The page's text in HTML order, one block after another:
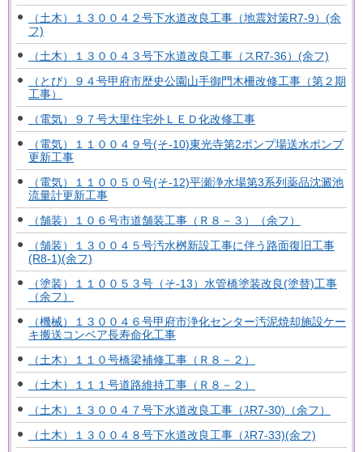
（土木）１３００４２号下水道改良工事（地震対策R7-9）(余
フ)
（土木）１３００４３号下水道改良工事（スR7-36）(余フ)
（とび）９４号甲府市歴史公園山手御門木柵改修工事（第２期
工事）
（電気）９７号大里住宅外ＬＥＤ化改修工事
（電気）１１００４９号(そ-10)東光寺第2ポンプ場送水ポンプ
更新工事
（電気）１１００５０号(そ-12)平瀬浄水場第3系列薬品沈澱池
流量計更新工事
（舗装）１０６号市道舗装工事（Ｒ８－３）（余フ）
（舗装）１３００４５号汚水桝新設工事に伴う路面復旧工事
(R8-1)(余フ)
（塗装）１１００５３号（そ-13）水管橋塗装改良(塗替)工事
（余フ）
（機械）１３００４６号甲府市浄化センター汚泥焼却施設ケー
キ搬送コンベア長寿命化工事
（土木）１１０号橋梁補修工事（Ｒ８－２）
（土木）１１１号道路維持工事（Ｒ８－２）
（土木）１３００４７号下水道改良工事（ｽR7-30)（余フ）
（土木）１３００４８号下水道改良工事（ｽR7-33)(余フ)